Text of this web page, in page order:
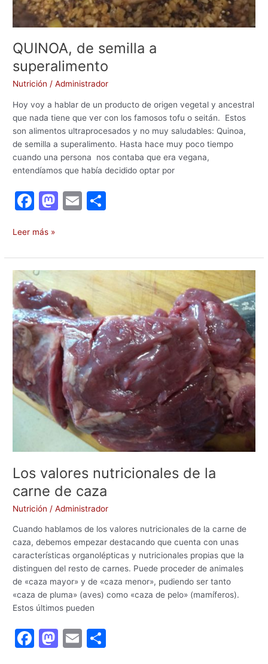
QUINOA, de semilla a
superalimento
Nutrición /Administrador
Hoy voy a hablar de un producto de origen vegetal y ancestral
que nada tiene que ver con los famosos tofu o seitán. Estos
son alimentos ultraprocesados y no muy saludables: Quinoa,
de semilla a superalimento. Hasta hace muy poco tiempo
cuando una persona nos contaba que era vegana,
entendíamos que había decidido optar por
F
c
e
b
o
o
k
M
o
d
o
n
E
l
p
ar
tir
Leer más »
Los valores nutricionales de la
carne de caza
Nutrición /Administrador
Cuando hablamos de los valores nutricionales de la carne de
caza, debemos empezar destacando que cuenta con unas
características organolépticas y nutricionales propias que la
distinguen del resto de carnes. Puede proceder de animales
de «caza mayor» y de «caza menor», pudiendo ser tanto
«caza de pluma» (aves) como «caza de pelo» (mamíferos).
Estos últimos pueden
F
M E
Los
valores
nutricionales
de
la
carne
de
caza